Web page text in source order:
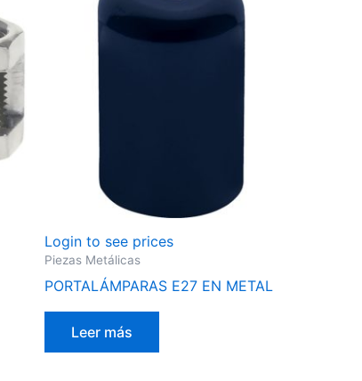
Login to see prices
Piezas Metálicas
PORTALÁMPARAS E27 EN METAL
Leer más